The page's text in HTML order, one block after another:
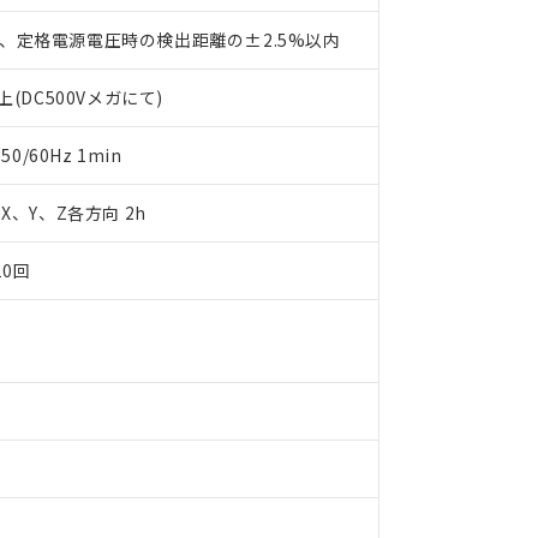
定格電源電圧時の検出距離の±2.5%以内
(DC500Vメガにて)
50/60Hz 1min
、Y、Z各方向 2h
回
用者とは、"個人情報の共同利用に関して"
の「1.共同利用者の
ます。
質）の非含有証明書
書（当社基準）
点で非含有を証明するもので、過去に遡って非含有を証明するも
フタル酸エステル類４物質の対応では、対応完了までの期間は出
への在庫切替を完了していることから、特段のことがない限り、
。